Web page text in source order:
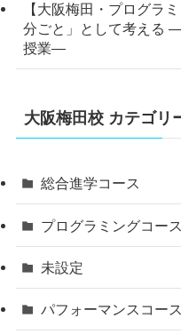
【大阪梅田・プログラ
分ごと」として考える
授業―
大阪梅田校 カテゴリ
総合進学コース
プログラミングコース
未設定
パフォーマンスコース